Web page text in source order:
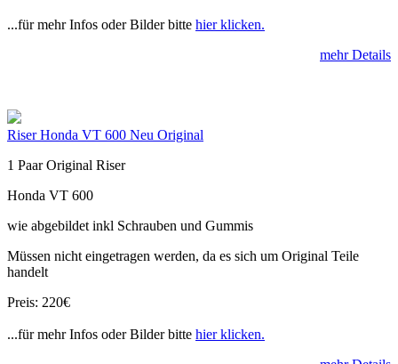
...für mehr Infos oder Bilder bitte hier klicken.
mehr Details
Riser Honda VT 600 Neu Original
1 Paar Original Riser
Honda VT 600
wie abgebildet inkl Schrauben und Gummis
Müssen nicht eingetragen werden, da es sich um Original Teile
handelt
Preis: 220€
...für mehr Infos oder Bilder bitte hier klicken.